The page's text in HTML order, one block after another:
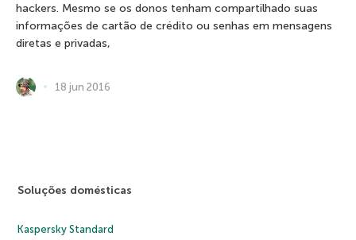
hackers. Mesmo se os donos tenham compartilhado suas
informações de cartão de crédito ou senhas em mensagens
diretas e privadas,
18 jun 2016
Soluções domésticas
Kaspersky Standard